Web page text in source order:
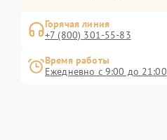
Горячая линия
+7 (800) 301-55-83
Время работы
Ежедневно с 9:00 до 21:00